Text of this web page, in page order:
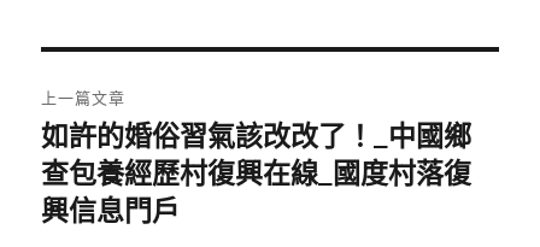
章
導
覽
上一篇文章
上
一
篇
如許的婚俗習氣該改改了！_中國鄉
查包養經歷村復興在線_國度村落復
興信息門戶